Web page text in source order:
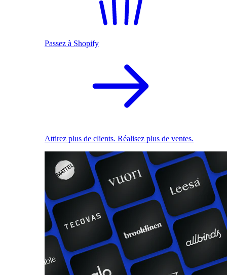
Passez à Shopify
Attirez plus de clients. Réalisez plus de ventes.